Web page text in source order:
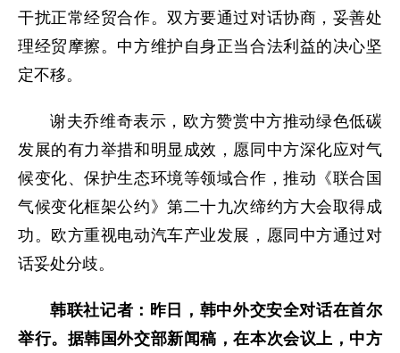
干扰正常经贸合作。双方要通过对话协商，妥善处
理经贸摩擦。中方维护自身正当合法利益的决心坚
定不移。
谢夫乔维奇表示，欧方赞赏中方推动绿色低碳
发展的有力举措和明显成效，愿同中方深化应对气
候变化、保护生态环境等领域合作，推动《联合国
气候变化框架公约》第二十九次缔约方大会取得成
功。欧方重视电动汽车产业发展，愿同中方通过对
话妥处分歧。
韩联社记者：昨日，韩中外交安全对话在首尔
举行。据韩国外交部新闻稿，在本次会议上，中方